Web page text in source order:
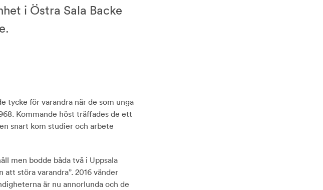
i Östra Sala Backe
tycke för varandra när de som unga
Kommande höst träffades de ett
snart kom studier och arbete
men bodde båda två i Uppsala
störa varandra”. 2016 vänder
är nu annorlunda och de